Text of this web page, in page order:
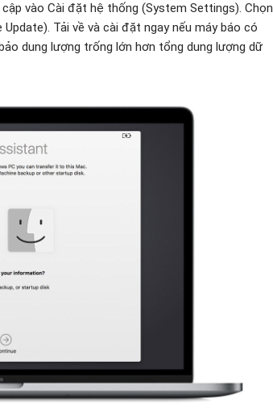
vào Cài đặt hệ thống (System Settings). Chọn
Tải về và cài đặt ngay nếu máy báo có
dung lượng trống lớn hơn tổng dung lượng dữ